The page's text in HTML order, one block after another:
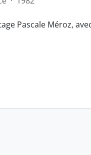
Pascale Méroz,